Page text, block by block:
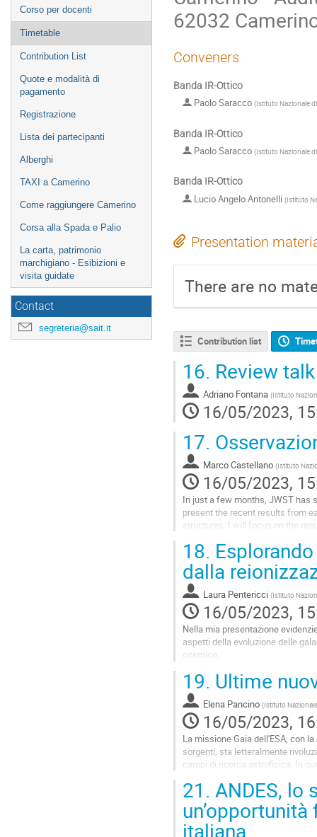
Corso per docenti
Timetable
Contribution List
Quote e modalità di
pagamento
Registrazione
Lista dei partecipanti
Alberghi
TAXI a Camerino
Come raggiungere Camerino
Corsa alla Spada e Palio
La carta, patrimonio
marchigiano - Esibizioni e
visita guidate
Contact
segreteria@sait.it
62032
Conveners
Banda IR-Ottico
Paolo Saracco (Istituto Nazionale
Banda IR-Ottico
Paolo Saracco (Istituto Nazionale
Banda IR-Ottico
Lucio Angelo Antonelli (Istituto
Presentation
There are no
Contribution list
16. Review talk
Adriano Fontana (Istituto
16/05/2023,
17.
Marco Castellano (Istituto
16/05/2023,
In just a few months, JWST has
present the recent results from
structures. I will focus on the
Go
to
contribution
page
18.
dalla
Laura Pentericci (Istituto
16/05/2023,
Nella mia presentazione
aspetti della evoluzione delle
cosmico.
Go
to
contribution
page
19. Ultime
Elena Pancino (Istituto
16/05/2023,
La missione Gaia dell'ESA, con
sorgenti, sta letteralmente
campi di ricerca astrofisica. In
Go
to
contribution
21. ANDES, lo
italiana